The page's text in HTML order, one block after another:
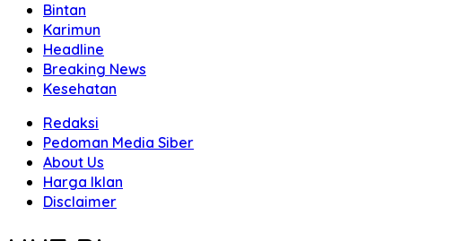
Bintan
Karimun
Headline
Breaking News
Kesehatan
Redaksi
Pedoman Media Siber
About Us
Harga Iklan
Disclaimer